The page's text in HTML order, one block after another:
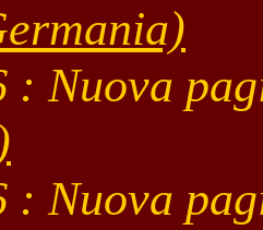
: Nuova
: Nuova